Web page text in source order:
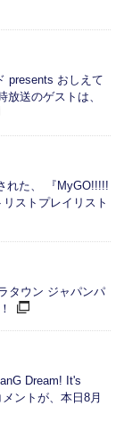
presents おしえて
送のゲストは、
れた、 『MyGO!!!!!
ストプレイリスト
タウン ジャパンパ
Dream! It's
ントが、本日8月